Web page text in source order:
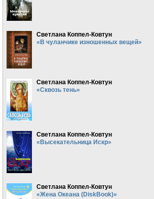
Светлана Коппел-Ковтун
«В чуланчике изношенных вещей»
Светлана Коппел-Ковтун
«Сквозь тень»
Светлана Коппел-Ковтун
«Высекательница Искр»
Светлана Коппел-Ковтун
«Жена Океана (DiskBook)»